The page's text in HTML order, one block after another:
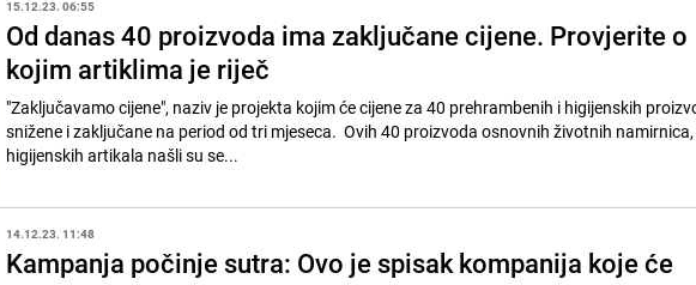
15.12.23. 06:55
Od danas 40 proizvoda ima zaključane cijene. Provjerite o
kojim artiklima je riječ
"Zaključavamo cijene", naziv je projekta kojim će cijene za 40 prehrambenih i higijenskih
snižene i zaključane na period od tri mjeseca. Ovih 40 proizvoda osnovnih životnih
higijenskih artikala našli su se...
14.12.23. 11:48
Kampanja počinje sutra: Ovo je spisak kompanija koje će